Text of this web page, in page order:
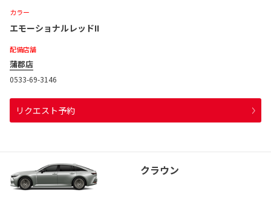
カラー
エモーショナルレッドII
配備店舗
蒲郡店
0533-69-3146
リクエスト予約
クラウン